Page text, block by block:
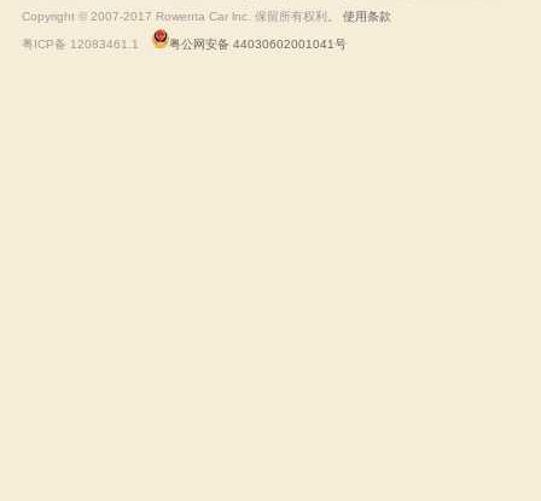
Copyright © 2007-2017 Rowenta Car lnc. 保留所有权利。
使用条款
粤ICP备 12083461.1 粤公网安备 44030602001041号